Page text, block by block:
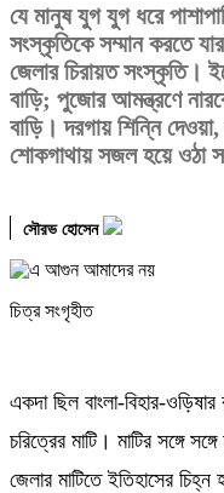
যে মানুষ যুগ যুগ ধরে
সংস্কৃতিকে সম্মান করতে
জেলার চিরায়ত সংস্কৃতি।
বাড়ি; পুজোর আমন্ত্রণে
বাড়ি। দরগায় শিন্নি
শোকগাথায় সজল হয়ে ওঠা
সৌরভ হোসেন
চিত্র সংগৃহীত
একদা ছিল বাংলা-বিহার-
চরিত্রের মাটি। মাটির সঙ্গে
জেলার মাটিতে ইতিহাসের চিহ্ন